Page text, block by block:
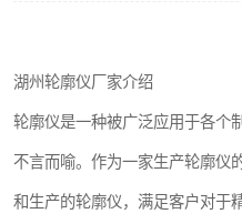
湖州轮廓仪厂家介绍
轮廓仪是一种被广泛应用于各个
不言而喻。作为一家生产轮廓仪
和生产的轮廓仪，满足客户对于
洛氏硬度计
布洛维硬度计
镶嵌机